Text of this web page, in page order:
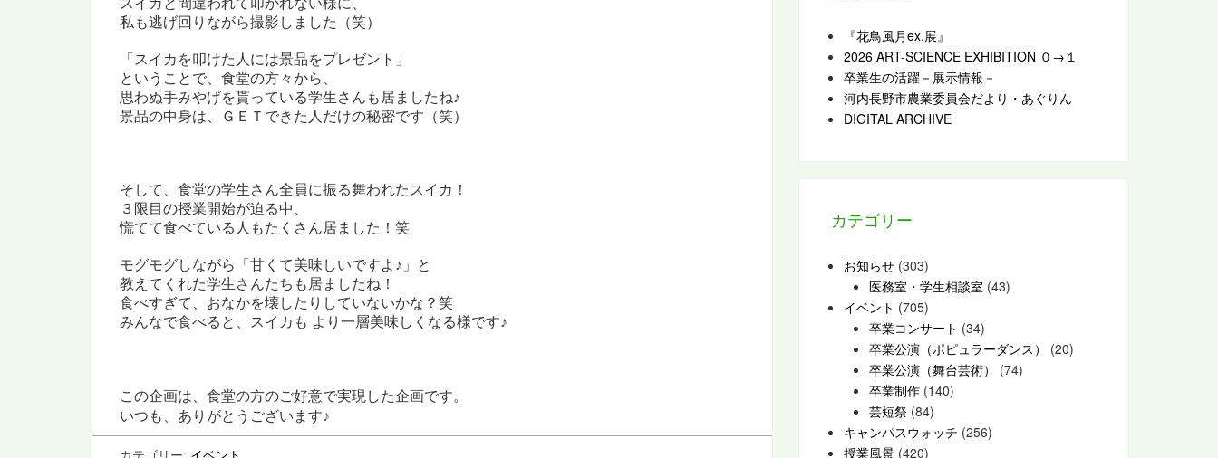
スイカと間違われて叩かれない様に、
私も逃げ回りながら撮影しました（笑）
「スイカを叩けた人には景品をプレゼント」
ということで、食堂の方々から、
思わぬ手みやげを貰っている学生さんも 居ましたね♪
景品の中身は、ＧＥＴできた人だけの秘密です（笑）
そして、食堂の学生さん全員に振る舞われたスイカ！
３限目の授業開始が迫る中、
慌てて食べている人もたくさん居ました！笑
モグモグしながら「甘くて美味しいですよ♪」と
教えてくれた学生さんたちも居ましたね！
食べすぎて、おなかを壊したりしていないかな？笑
みんなで食べると、スイカも より一層美味しくなる様です♪
この企画は、食堂の方のご好意で実現した企画です。
いつも、ありがとうございます♪
カテゴリー: イベント
『花鳥風月ex.展』
2026 ART-SCIENCE EXHIBITION ０→１
卒業生の活躍－展示情報－
河内長野市農業委員会だより・あぐりん
DIGITAL ARCHIVE
カテゴリー
お知らせ (303)
医務室・学生相談室 (43)
イベント (705)
卒業コンサート (34)
卒業公演（ポピュラーダンス）
(20)
卒業公演（舞台芸術）
(74)
卒業制作 (140)
芸短祭 (84)
キャンパスウォッチ (256)
授業風景 (420)